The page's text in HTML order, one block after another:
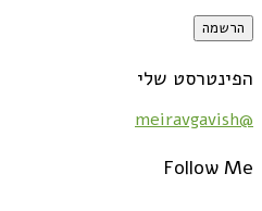
הפינטרסט שלי
@meiravgavish
Follow Me